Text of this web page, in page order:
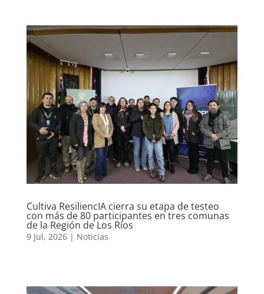
Cultiva ResiliencIA cierra su etapa de testeo
con más de 80 participantes en tres comunas
de la Región de Los Ríos
9 Jul, 2026| Noticias